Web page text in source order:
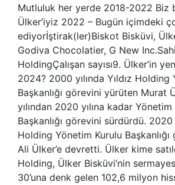
Mutluluk her yerde 2018-2022 Biz
Ülker’iyiz 2022 – Bugün içimdeki
ediyorİştirak(ler)Biskot Bisküvi,
Godiva Chocolatier, G New
HoldingÇalışan sayısı9. Ülker’in
2024? 2000 yılında Yıldız Holding
Başkanlığı görevini yürüten Murat
yılından 2020 yılına kadar Yönetim
Başkanlığı görevini sürdürdü. 2020
Holding Yönetim Kurulu
Ali Ülker’e devretti. Ülker kime
Holding, Ülker Bisküvi’nin
30’una denk gelen 102,6 milyon